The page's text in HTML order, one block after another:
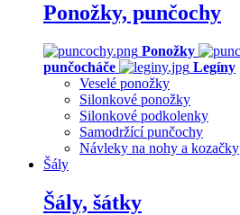
Ponožky, punčochy
Ponožky
punčocháče
Legíny
Veselé ponožky
Silonkové ponožky
Silonkové podkolenky
Samodržící punčochy
Návleky na nohy a kozačky
Šály
Šály, šátky